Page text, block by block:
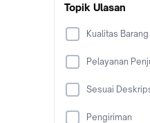
Topik Ulasan
Kualitas Barang
Pelayanan
Sesuai
Pengiriman